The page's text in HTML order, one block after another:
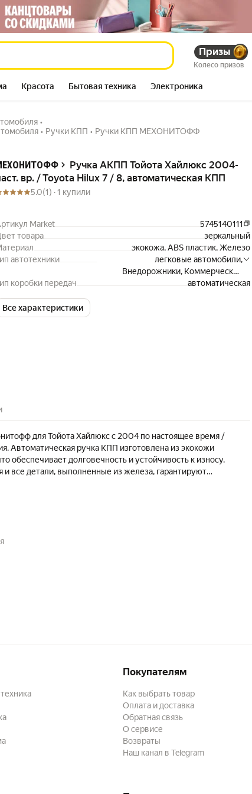
Призы
Колесо призов
Красота Бытовая техника Электроника
•
• Ручки КПП • Ручки КПП МЕХОНИТОФФ
Ручка АКПП Тойота Хайлюкс 2004-
вр. / Toyota Hilux 7 / 8, автоматическая КПП
5.0(1) ·1 купили
Market
5745140111
товара
зеркальный
экокожа, ABS пластик, Железо
автотехники
легковые автомобили,
Внедорожники, Коммерческий
транспорт
коробки передач автоматическая
Все характеристики
Hilux 7 / 8,
сум 321 618сум –14%
для Тойота Хайлюкс с 2004 по настоящее время /
Автоматическая ручка КПП изготовлена из экокожи
обеспечивает долговечность и устойчивость к износу.
и все детали, выполненные из железа, гарантируют
АКПП оснащена глубокой резьбой, что обеспечивает
случайное откручивание. В комплекте с ручкой
получаете стильный аксессуар, который прослужит вам
автомобилем более комфортным и приятным.
Покупателям
Как выбрать товар
Оплата и доставка
Обратная связь
О сервисе
Возвраты
Наш канал в Telegram